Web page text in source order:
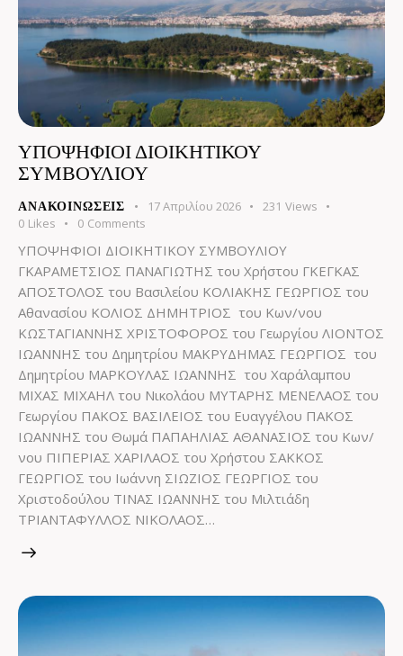
ΥΠΟΨΗΦΙΟΙ ΔΙΟΙΚΗΤΙΚΟΥ
ΣΥΜΒΟΥΛΙΟΥ
ΑΝΑΚΟΙΝΏΣΕΙΣ 17 Απριλίου 2026 231 Views
0 Likes 0 Comments
ΥΠΟΨΗΦΙΟΙ ΔΙΟΙΚΗΤΙΚΟΥ ΣΥΜΒΟΥΛΙΟΥ
ΓΚΑΡΑΜΕΤΣΙΟΣ ΠΑΝΑΓΙΩΤΗΣ του Χρήστου ΓΚΕΓΚΑΣ
ΑΠΟΣΤΟΛΟΣ του Βασιλείου ΚΟΛΙΑΚΗΣ ΓΕΩΡΓΙΟΣ του
Αθανασίου ΚΟΛΙΟΣ ΔΗΜΗΤΡΙΟΣ του Κων/νου
ΚΩΣΤΑΓΙΑΝΝΗΣ ΧΡΙΣΤΟΦΟΡΟΣ του Γεωργίου ΛΙΟΝΤΟΣ
ΙΩΑΝΝΗΣ του Δημητρίου ΜΑΚΡΥΔΗΜΑΣ ΓΕΩΡΓΙΟΣ του
Δημητρίου ΜΑΡΚΟΥΛΑΣ ΙΩΑΝΝΗΣ του Χαράλαμπου
ΜΙΧΑΣ ΜΙΧΑΗΛ του Νικολάου ΜΥΤΑΡΗΣ ΜΕΝΕΛΑΟΣ του
Γεωργίου ΠΑΚΟΣ ΒΑΣΙΛΕΙΟΣ του Ευαγγέλου ΠΑΚΟΣ
ΙΩΑΝΝΗΣ του Θωμά ΠΑΠΑΗΛΙΑΣ ΑΘΑΝΑΣΙΟΣ του Κων/
νου ΠΙΠΕΡΙΑΣ ΧΑΡΙΛΑΟΣ του Χρήστου ΣΑΚΚΟΣ
ΓΕΩΡΓΙΟΣ του Ιωάννη ΣΙΩΖΙΟΣ ΓΕΩΡΓΙΟΣ του
Χριστοδούλου ΤΙΝΑΣ ΙΩΑΝΝΗΣ του Μιλτιάδη
ΤΡΙΑΝΤΑΦΥΛΛΟΣ ΝΙΚΟΛΑΟΣ…